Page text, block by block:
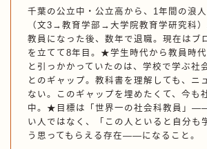
千葉の公立中・公立高から、1年間の浪
（文3→教育学部→大学院教育学研究科
教員になった後、数年で退職。現在はブ
を立てて8年目。★学生時代から教員時代
と引っかかっていたのは、学校で学ぶ社
とのギャップ。教科書を理解しても、ニ
ない。このギャップを埋めたくて、今も
中。★目標は「世界一の社会科教員」
い人ではなく、「この人といると自分も
う思ってもらえる存在——になること。